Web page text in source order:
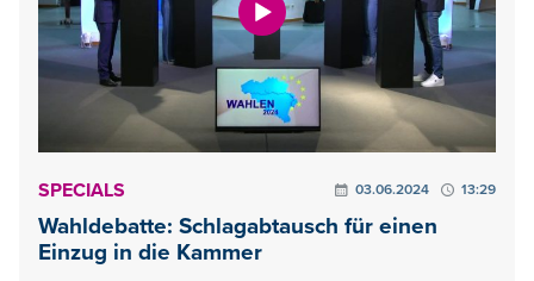
SPECIALS 03.06.2024 13:29
Wahldebatte: Schlagabtausch für einen
Einzug in die Kammer